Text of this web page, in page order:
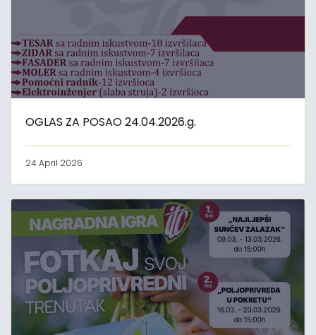
OGLAS ZA POSAO 24.04.2026.g.
24 April 2026